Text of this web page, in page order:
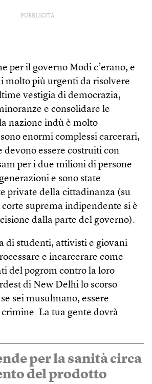
PUBBLICITÀ
per il governo Modi c’erano, e
molto più urgenti da risolvere.
vestigia di democrazia,
e consolidare le
nazione indù è molto
enormi complessi carcerari,
devono essere costruiti con
per i due milioni di persone
e sono state
private della cittadinanza (su
suprema indipendente si è
dalla parte del governo).
di studenti, attivisti e giovani
e incarcerare come
del pogrom contro la loro
di New Delhi lo scorso
sei musulmano, essere
crimine. La tua gente dovrà
per la sanità circa
del prodotto